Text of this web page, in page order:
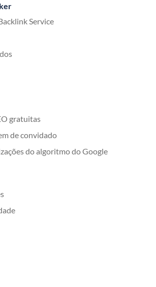
Service
gratuitas
de convidado
do algoritmo do Google